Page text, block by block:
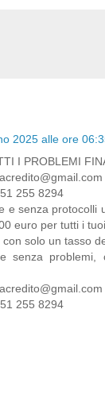
2025 alle ore
I PROBLEMI
255 8294
e senza protocolli
euro per tutti i
solo un tasso
senza problemi,
255 8294